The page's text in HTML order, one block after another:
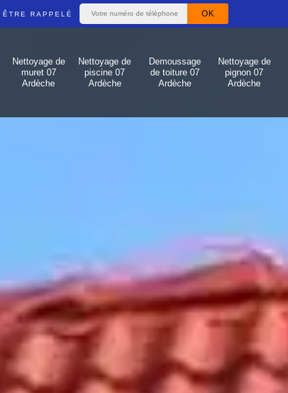
ÊTRE RAPPELÉ
Nettoyage de
muret 07
Ardèche
Nettoyage de
piscine 07
Ardèche
Demoussage
de toiture 07
Ardèche
Nettoyage de
pignon 07
Ardèche